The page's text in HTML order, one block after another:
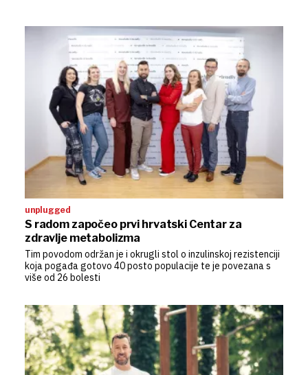
unplugged
S radom započeo prvi hrvatski Centar za
zdravlje metabolizma
Tim povodom održan je i okrugli stol o inzulinskoj rezistenciji
koja pogađa gotovo 40 posto populacije te je povezana s
više od 26 bolesti